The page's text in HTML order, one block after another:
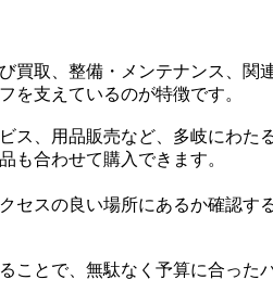
取、整備・メンテナンス、
を支えているのが特徴です。
、用品販売など、多岐にわ
も合わせて購入できます。
スの良い場所にあるか確認
とで、無駄なく予算に合っ